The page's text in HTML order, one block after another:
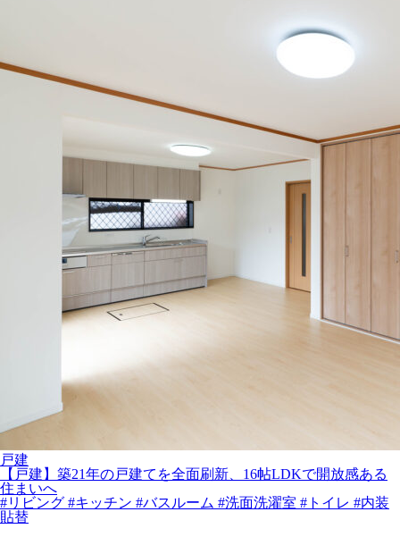
戸建
【戸建】築21年の戸建てを全面刷新、16帖LDKで開放感ある
住まいへ
#リビング #キッチン #バスルーム #洗面洗濯室 #トイレ #内装
貼替